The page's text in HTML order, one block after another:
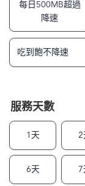
每日500MB超過
降速
吃到飽不降速
服務天數
1天 2
6天 7